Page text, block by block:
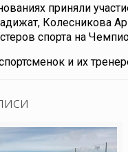
приняли
Колесникова
спорта на
и их